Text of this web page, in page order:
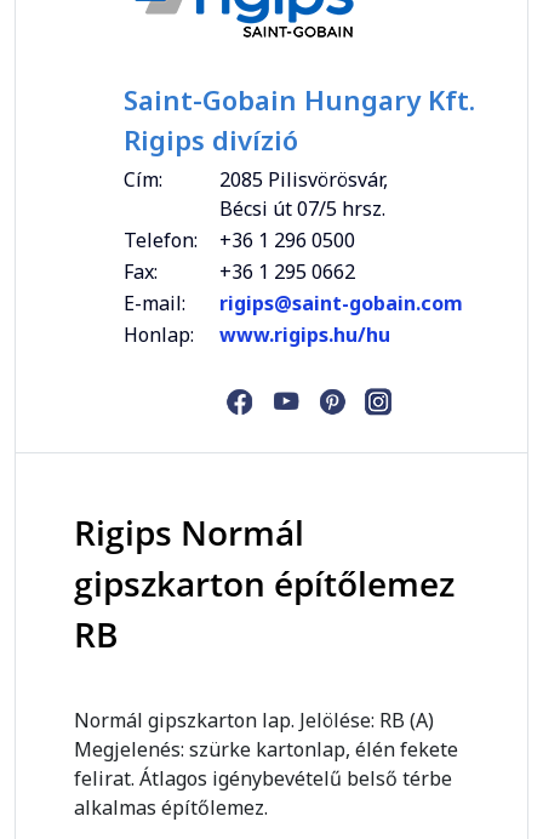
Saint-Gobain Hungary Kft.
Rigips divízió
Cím:
2085 Pilisvörösvár,
Bécsi út 07/5 hrsz.
Telefon:
+36 1 296 0500
Fax:
+36 1 295 0662
E-mail:
rigips@saint-gobain.com
Honlap:
www.rigips.hu/hu
Rigips Normál
gipszkarton építőlemez
RB
Normál gipszkarton lap. Jelölése: RB (A)
Megjelenés: szürke kartonlap, élén fekete
felirat. Átlagos igénybevételű belső térbe
alkalmas építőlemez.